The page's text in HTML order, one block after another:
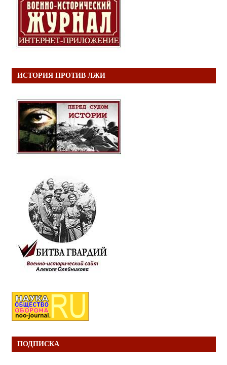
ИСТОРИЯ ПРОТИВ ЛЖИ
ПОДПИСКА